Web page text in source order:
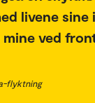
livene sine i
mine ved
flyktning